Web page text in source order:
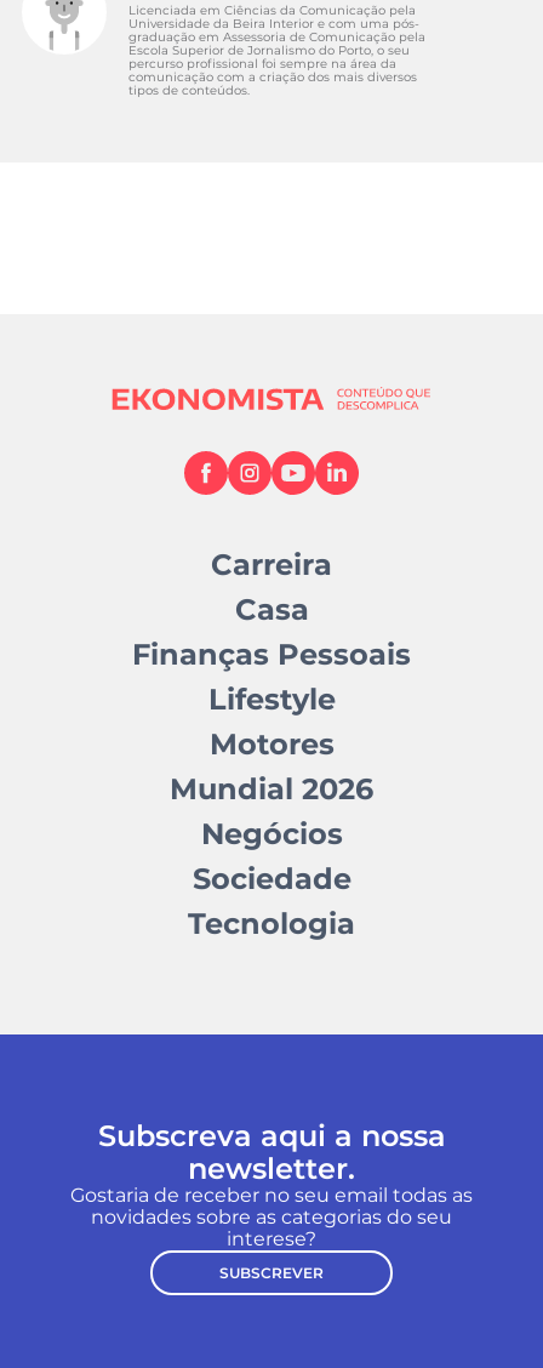
Licenciada em Ciências da Comunicação pela
Universidade da Beira Interior e com uma pós-
graduação em Assessoria de Comunicação pela
Escola Superior de Jornalismo do Porto, o seu
percurso profissional foi sempre na área da
comunicação com a criação dos mais diversos
tipos de conteúdos.
Carreira
Casa
Finanças Pessoais
Lifestyle
Motores
Mundial 2026
Negócios
Sociedade
Tecnologia
Subscreva aqui a nossa
newsletter.
Gostaria de receber no seu email todas as
novidades sobre as categorias do seu
interese?
SUBSCREVER